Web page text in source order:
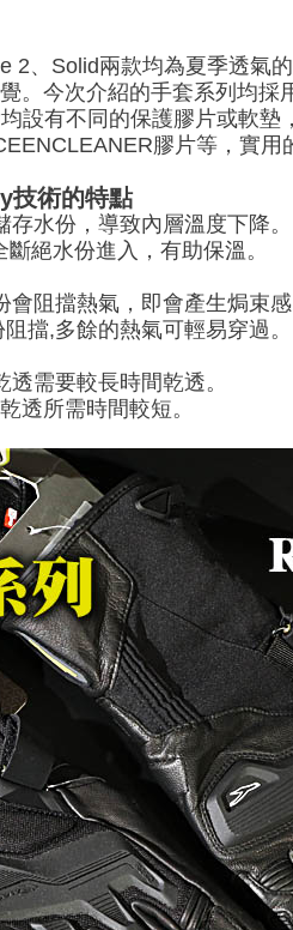
2、Solid兩款均為夏季透氣
。今次介紹的手套系列均採
設有不同的保護膠片或軟墊
膠片等，實用
技術的特點
水份，導致內層溫度下降。
絕水份進入，有助保溫。
會阻擋熱氣，即會產生焗束
擋,多餘的熱氣可輕易穿過。
需要較長時間乾透。
透所需時間較短。